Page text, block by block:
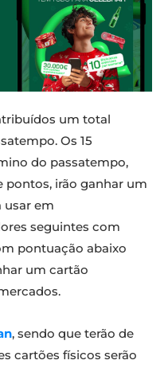
um total
Os 15
do passatempo,
irão ganhar um
usar em
seguintes com
pontuação abaixo
um cartão
, sendo que terão de
cartões físicos serão